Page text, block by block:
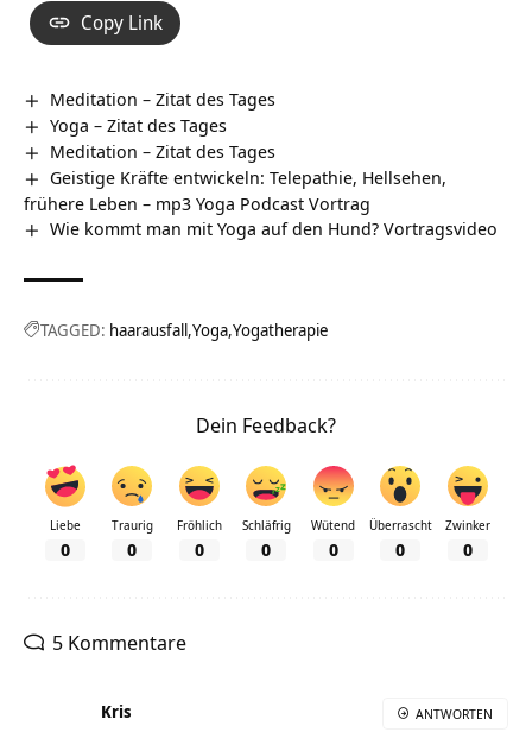
Copy Link
Meditation – Zitat des Tages
Yoga – Zitat des Tages
Meditation – Zitat des Tages
Geistige Kräfte entwickeln: Telepathie, Hellsehen,
frühere Leben – mp3 Yoga Podcast Vortrag
Wie kommt man mit Yoga auf den Hund? Vortragsvideo
TAGGED: haarausfall Yoga Yogatherapie
Dein Feedback?
Liebe
0
Traurig
0
Fröhlich
0
Schläfrig
0
Wütend
0
Überrascht
0
Zwinker
0
5 Kommentare
Kris ANTWORTEN